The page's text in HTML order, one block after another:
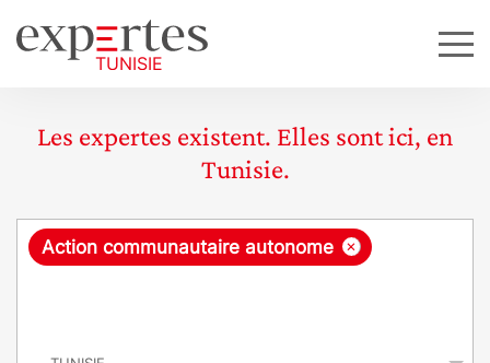
Les expertes existent. Elles sont ici, en
Tunisie.
R
×
Action communautaire autonome